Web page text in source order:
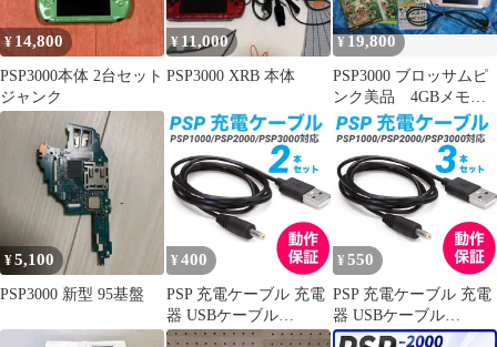
¥ 14,800
PSP3000本体 2台セット
ジャンク
¥ 11,000
PSP3000 XRB 本体
¥ 19,800
PSP3000 ブロッサムピ
ンク美品 4GBメモス
テ 箱 説明書 UMD
他セット
¥5,100
PSP3000 新型 95基盤
¥ 400
PSP 充電ケーブル 充電
器 USBケーブル
PSP1000 2000 3000 ２本
¥ 550
PSP 充電ケーブル 充電
器 USBケーブル
PSP1000 2000 3000 3本